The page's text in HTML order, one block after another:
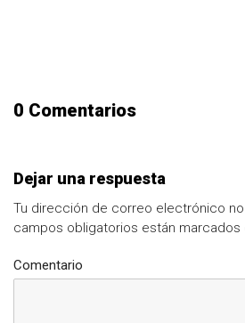
0 Comentarios
Dejar una respuesta
Tu dirección de correo electrónico
campos obligatorios están marcados
Comentario